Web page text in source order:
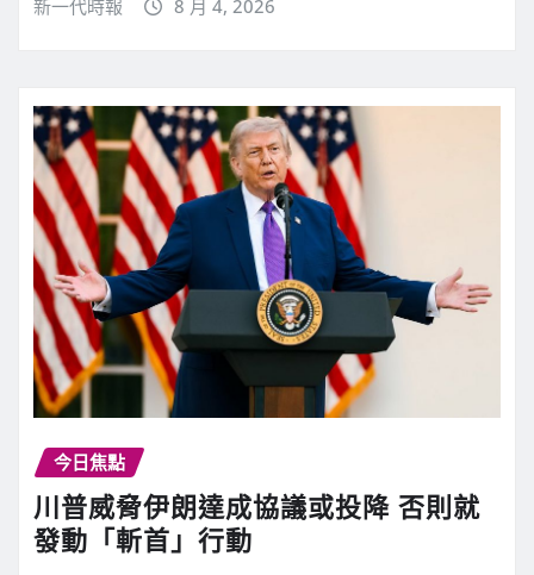
新一代時報 8 月 4, 2026
今日焦點
川普威脅伊朗達成協議或投降 否則就
發動「斬首」行動